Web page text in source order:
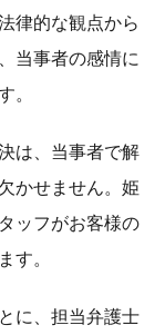
律的な観点から
当事者の感情に
は、当事者で解
かせません。姫
ッフがお客様の
。
に、担当弁護士